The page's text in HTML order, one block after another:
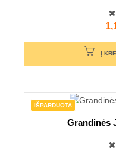
Į
IŠPARDUOTA
Grandinės